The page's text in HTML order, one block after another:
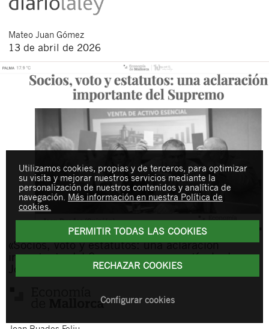
Mateo Juan Gómez
13 de abril de 2026
«Socios, voto y estatutos: una aclaración
importante del Supremo», nuevo artículo de
Joan Buades en Economía de Mallorca
Utilizamos cookies, propias y de terceros, para optimizar
su visita y mejorar nuestros servicios mediante la
personalización de nuestros contenidos y analítica de
navegación. Más información en nuestra Política de
cookies.
PERMITIR TODAS LAS COOKIES
RECHAZAR COOKIES
Configurar cookies